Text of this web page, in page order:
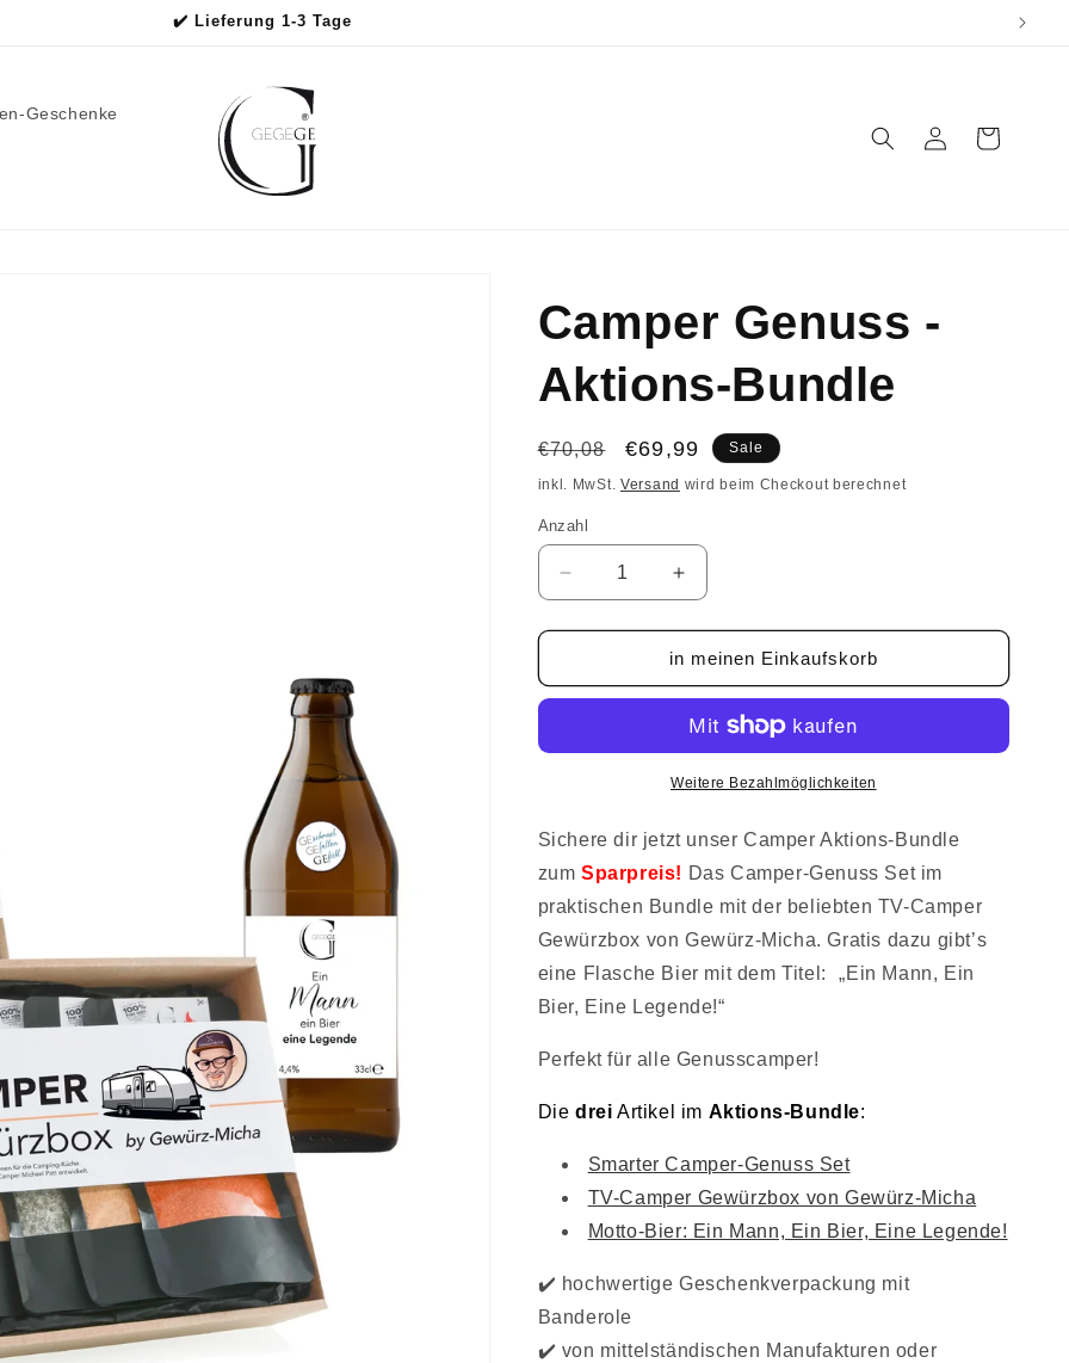
✔️ Lieferung 1-3 Tage
Geschenke
EinloggenWarenkorb
Camper Genuss -
Aktions-Bundle
Normaler
Preis
€70,08 Verkaufspreis
€69,99 Sale
inkl. MwSt. Versand wird beim Checkout berechnet
Anzahl
Anzahl
Verringere
die
Menge
Camper
Aktions-
Erhöhe
die
Menge
für
Camper
Genuss
Aktions-
Bundle
in meinen Einkaufskorb
Weitere Bezahlmöglichkeiten
Sichere dir jetzt unser Camper Aktions-Bundle
zum Sparpreis! Das Camper-Genuss Set im
praktischen Bundle mit der beliebten TV-Camper
Gewürzbox von Gewürz-Micha. Gratis dazu gibt’s
eine Flasche Bier mit dem Titel: „Ein Mann, Ein
Bier, Eine Legende!“
Perfekt für alle Genusscamper!
Die drei Artikel im Aktions-Bundle:
Smarter Camper-Genuss Set
TV-Camper Gewürzbox von Gewürz-Micha
Motto-Bier: Ein Mann, Ein Bier, Eine Legende!
✔️ hochwertige Geschenkverpackung mit
Banderole
✔️ von mittelständischen Manufakturen oder